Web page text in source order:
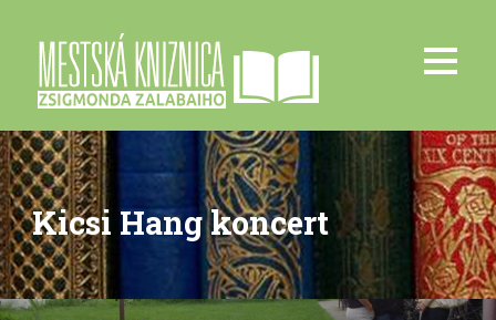
Kicsi Hang koncert